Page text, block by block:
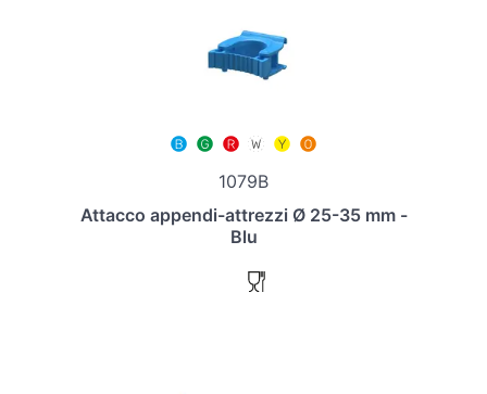
1079B
Attacco appendi-attrezzi Ø 25-35 mm -
Blu